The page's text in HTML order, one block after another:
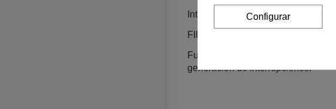
Interfaces de comunicación: I2C
FIFO interna: 1 kB para
Funciones avanzadas: detección
generación de interrupciones.
Configurar